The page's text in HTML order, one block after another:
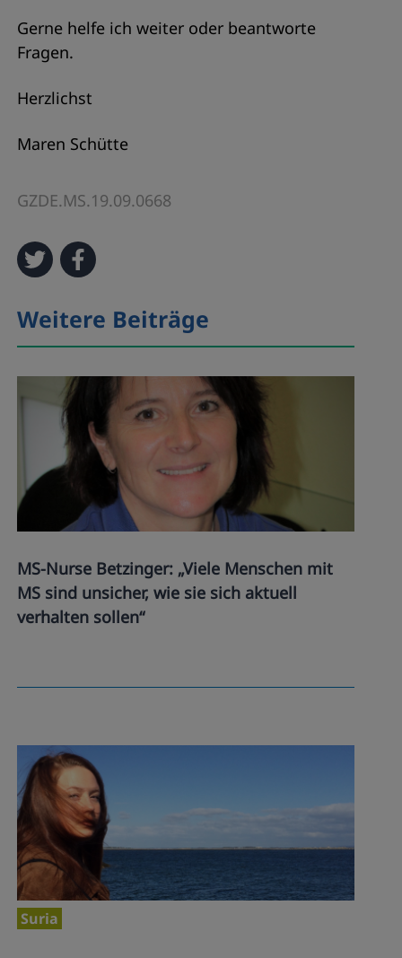
Gerne helfe ich weiter oder beantworte
Fragen.
Herzlichst
Maren Schütte
GZDE.MS.19.09.0668
Weitere Beiträge
MS-Nurse Betzinger: „Viele Menschen mit
MS sind unsicher, wie sie sich aktuell
verhalten sollen“
Suria